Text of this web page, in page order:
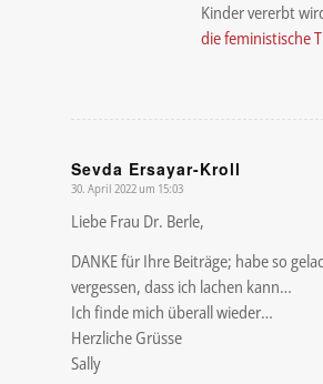
Kinder vererbt
die feministische
Sevda Ersayar-Kroll
sagte:
30. April 2022 um 15:03
Liebe Frau Dr. Berle,
DANKE für Ihre Beiträge; habe so
vergessen, dass ich lachen kann…
Ich finde mich überall wieder…
Herzliche Grüsse
Sally